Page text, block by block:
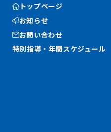
トップページ
お知らせ
お問い合わせ
特別指導・ 年間スケジュール